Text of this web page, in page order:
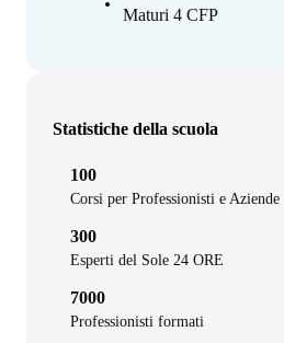
Maturi 4 CFP
Statistiche della scuola
100
Corsi per Professionisti e Aziende
300
Esperti del Sole 24 ORE
7000
Professionisti formati